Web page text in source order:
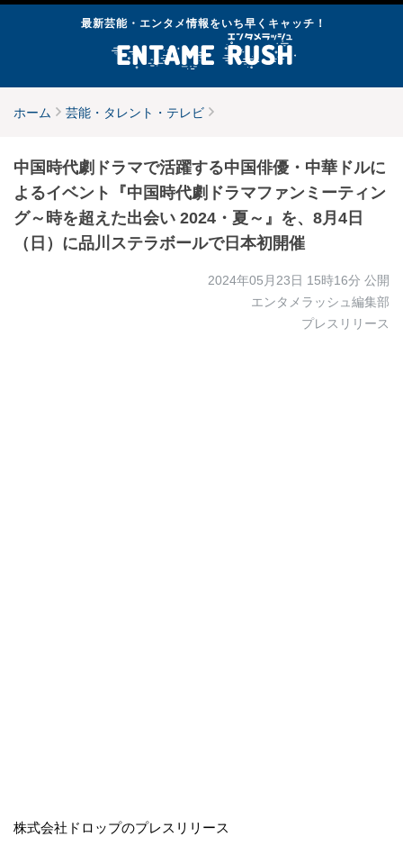
最新芸能・エンタメ情報をいち早くキャッチ！
ホーム 芸能・タレント・テレビ
中国時代劇ドラマで活躍する中国俳優・中華ドルに
よるイベント『中国時代劇ドラマファンミーティン
グ～時を超えた出会い 2024・夏～』を、8月4日
（日）に品川ステラボールで日本初開催
2024年05月23日 15時16分 公開
エンタメラッシュ編集部
プレスリリース
株式会社ドロップのプレスリリース